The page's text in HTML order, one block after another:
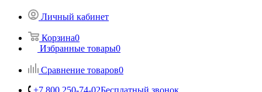
Личный кабинет
Корзина0
Избранные товары0
Сравнение товаров0
+7 800 250-74-02Бесплатный звонок